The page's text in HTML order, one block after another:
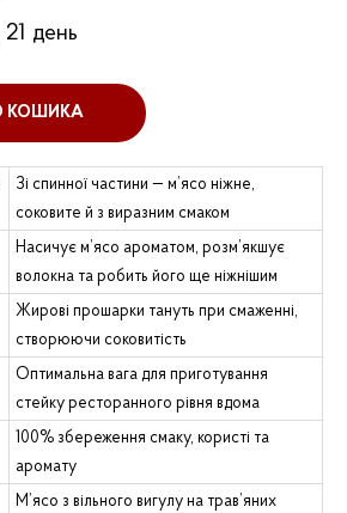
день
КОШИКА
Зі спинної частини — м’ясо ніжне,
соковите й з виразним смаком
Насичує м’ясо ароматом, розм’якшує
волокна та робить його ще ніжнішим
Жирові прошарки тануть при смаженні,
створюючи соковитість
Оптимальна вага для приготування
стейку ресторанного рівня вдома
100% збереження смаку, користі та
аромату
М’ясо з вільного вигулу на трав’яних